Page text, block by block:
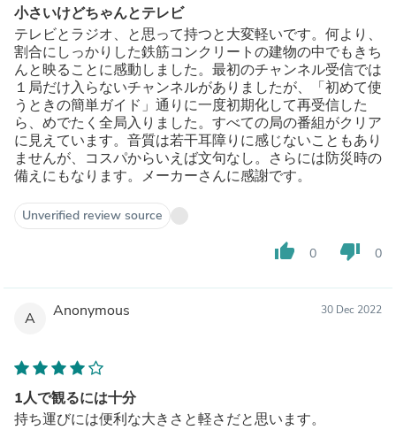
小さいけどちゃんとテレビ
テレビとラジオ、と思って持つと大変軽いです。何より、
割合にしっかりした鉄筋コンクリートの建物の中でもきち
んと映ることに感動しました。最初のチャンネル受信では
１局だけ入らないチャンネルがありましたが、「初めて使
うときの簡単ガイド」通りに一度初期化して再受信した
ら、めでたく全局入りました。すべての局の番組がクリア
に見えています。音質は若干耳障りに感じないこともあり
ませんが、コスパからいえば文句なし。さらには防災時の
備えにもなります。メーカーさんに感謝です。
Unverified review source
thumb_up 0 thumb_down 0
A Anonymous 30 Dec 2022
1人で観るには十分
持ち運びには便利な大きさと軽さだと思います。